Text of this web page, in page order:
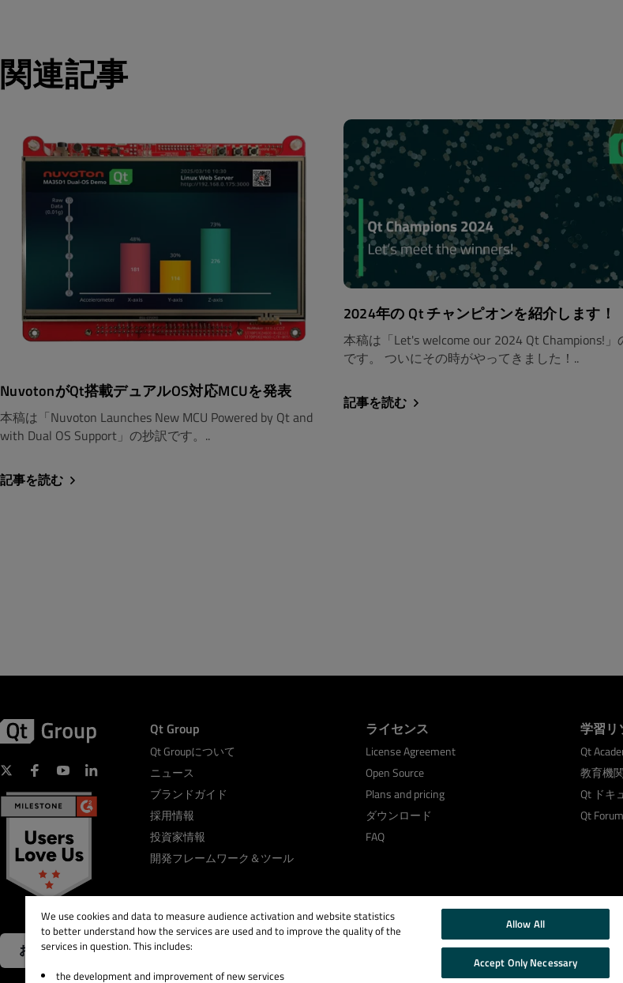
関連記事
NuvotonがQt搭載デュアルOS対応MCUを発表
本稿は「Nuvoton Launches New MCU Powered by Qt and
with Dual OS Support」の抄訳です。..
記事を読む
2024年の Qt チャンピオンを紹介します！
本稿は「Let's welcome our 2024 Qt Champions!」
です。 ついにその時がやってきました！..
記事を読む
お問い合わせ
Qt Group
Qt Groupについて
ニュース
ブランドガイド
採用情報
投資家情報
開発フレームワーク＆ツール
ライセンス
License Agreement
Open Source
Plans and pricing
ダウンロード
FAQ
学習リ
Qt
教育機
Qt ドキ
Qt Forum
We use cookies and data to measure audience activation and website statistics
to better understand how the services are used and to improve the quality of the
services in question. This includes:
the development and improvement of new services
Allow All
Accept Only Necessary